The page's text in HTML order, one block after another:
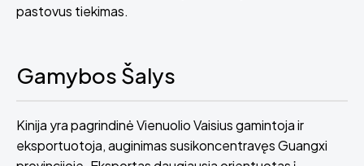
pastovus tiekimas.
Gamybos Šalys
Kinija yra pagrindinė Vienuolio Vaisius gamintoja ir
eksportuotoja, auginimas susikoncentravęs Guangxi